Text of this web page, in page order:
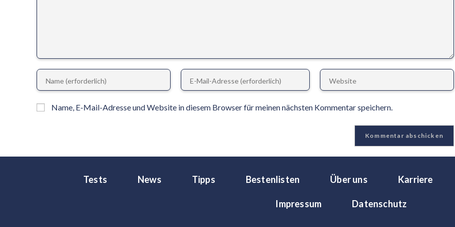
Name, E-Mail-Adresse und Website in diesem Browser für meinen nächsten Kommentar speichern.
Tests News Tipps Bestenlisten Über uns Karriere
Impressum Datenschutz